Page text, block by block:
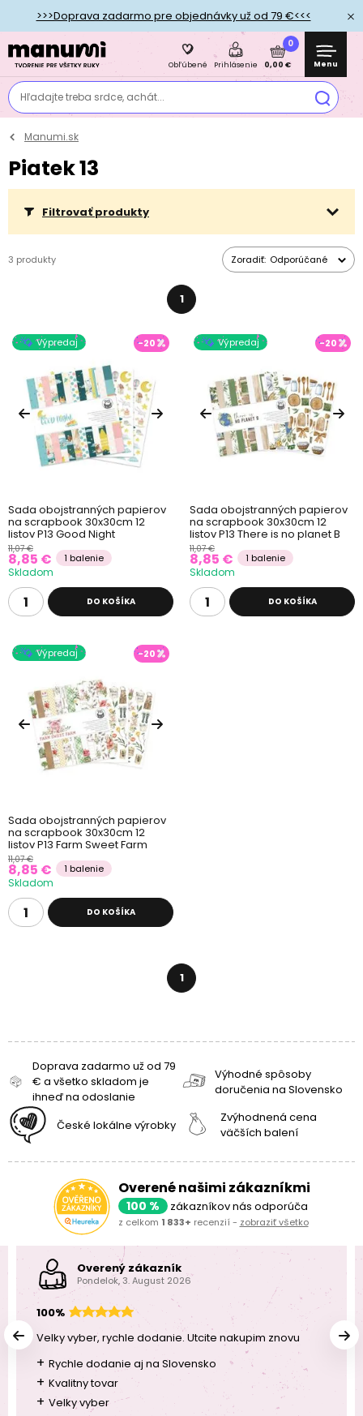
>>>Doprava zadarmo pre objednávky už od 79 €<<<
Hľadajte treba srdce, achát...
Obľúbené Prihlásenie
0
0,00 € Menu
Manumi.sk
Piatek 13
Filtrovať produkty
3 produkty Zoradiť: Odporúčané
1
Výpredaj -20
Sada obojstranných papierov
na scrapbook 30x30cm 12
listov P13 Good Night
11,07 €
8,85 € 1 balenie
Skladom
DO KOŠÍKA
Výpredaj -20
Sada obojstranných papierov
na scrapbook 30x30cm 12
listov P13 There is no planet B
11,07 €
8,85 € 1 balenie
Skladom
DO KOŠÍKA
Výpredaj -20
Sada obojstranných papierov
na scrapbook 30x30cm 12
listov P13 Farm Sweet Farm
11,07 €
8,85 € 1 balenie
Skladom
DO KOŠÍKA
1
Doprava zadarmo už od 79
€ a všetko skladom je
ihneď na odoslanie
Výhodné spôsoby
doručenia na Slovensko
České lokálne výrobky
Zvýhodnená cena
väčších balení
Overené našimi zákazníkmi
100 % zákazníkov nás odporúča
z celkom 1 833+ recenzií - zobraziť všetko
Overený zákazník
Pondelok, 3. August 2026
100%
Velky vyber, rychle dodanie. Utcite nakupim znovu
+ Rychle dodanie aj na Slovensko
+ Kvalitny tovar
+ Velky vyber